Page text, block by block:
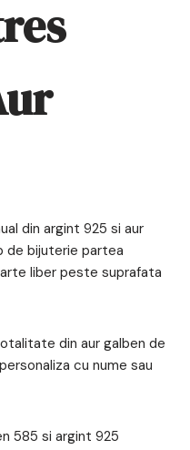
din argint 925 si aur
de bijuterie partea
liber peste suprafata
din aur galben de
cu nume sau
585 si argint 925